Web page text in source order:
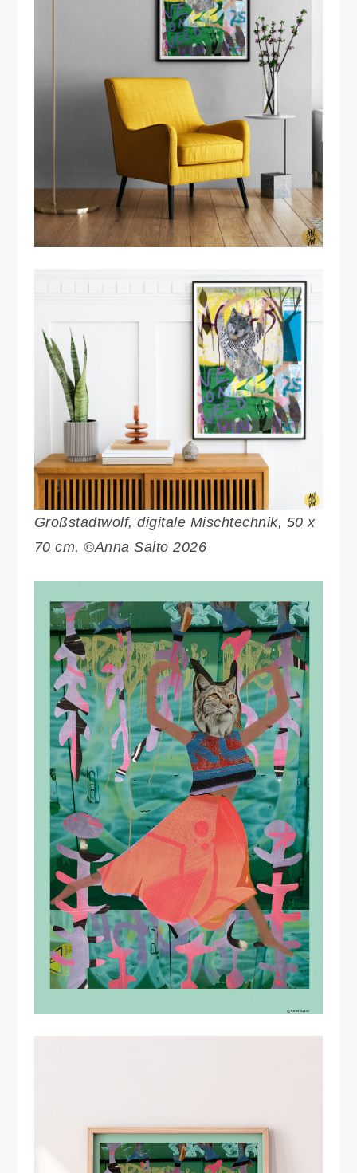
Großstadtwolf, digitale Mischtechnik, 50 x
70 cm, ©Anna Salto 2026